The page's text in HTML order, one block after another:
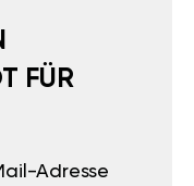
FÜR
Adresse